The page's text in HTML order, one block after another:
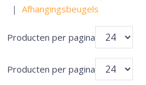
Afhangingsbeugels
Producten per pagina
Producten per pagina